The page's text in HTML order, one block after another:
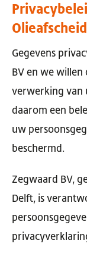
Gegevens
BV en we
verwerking van
daarom een
uw
beschermd.
Zegwaard BV,
Delft, is